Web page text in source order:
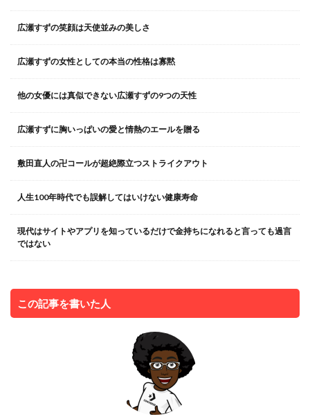
広瀬すずの笑顔は天使並みの美しさ
広瀬すずの女性としての本当の性格は寡黙
他の女優には真似できない広瀬すずの9つの天性
広瀬すずに胸いっぱいの愛と情熱のエールを贈る
敷田直人の卍コールが超絶際立つストライクアウト
人生100年時代でも誤解してはいけない健康寿命
現代はサイトやアプリを知っているだけで金持ちになれると言っても過言
ではない
この記事を書いた人